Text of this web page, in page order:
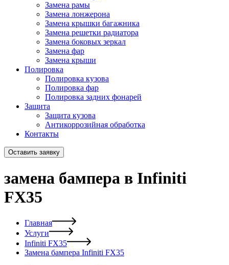
Замена рамы
Замена лонжерона
Замена крышки багажника
Замена решетки радиатора
Замена боковых зеркал
Замена фар
Замена крыши
Полировка
Полировка кузова
Полировка фар
Полировка задних фонарей
Защита
Защита кузова
Антикоррозийная обработка
Контакты
Оставить заявку
замена бампера в Infiniti
FX35
Главная
Услуги
Infiniti FX35
Замена бампера Infiniti FX35